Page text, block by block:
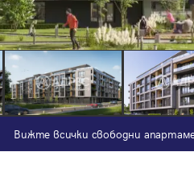
Вижте всички свободни